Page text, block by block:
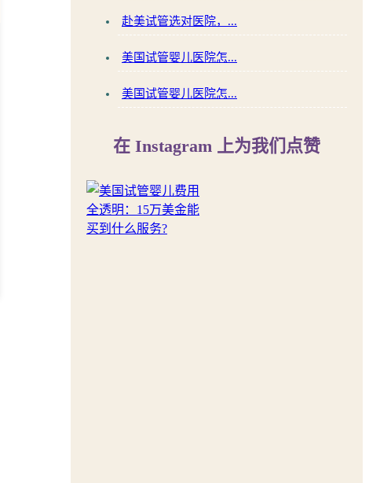
赴美试管选对医院，...
美国试管婴儿医院怎...
美国试管婴儿医院怎...
在 Instagram 上为我们点赞